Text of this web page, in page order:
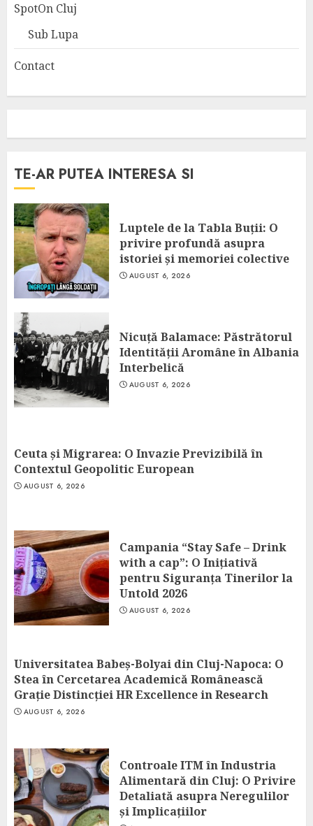
SpotOn Cluj
Sub Lupa
Contact
TE-AR PUTEA INTERESA SI
Luptele de la Tabla Buții: O
privire profundă asupra
istoriei și memoriei colective
AUGUST 6, 2026
Nicuță Balamace: Păstrătorul
Identității Aromâne în Albania
Interbelică
AUGUST 6, 2026
Ceuta și Migrarea: O Invazie Previzibilă în
Contextul Geopolitic European
AUGUST 6, 2026
Campania “Stay Safe – Drink
with a cap”: O Inițiativă
pentru Siguranța Tinerilor la
Untold 2026
AUGUST 6, 2026
Universitatea Babeș-Bolyai din Cluj-Napoca: O
Stea în Cercetarea Academică Românească
Grație Distincției HR Excellence in Research
AUGUST 6, 2026
Controale ITM în Industria
Alimentară din Cluj: O Privire
Detaliată asupra Neregulilor
și Implicațiilor